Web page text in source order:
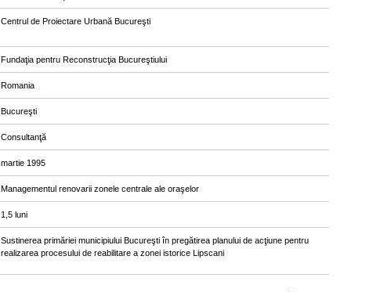
Centrul de Proiectare Urbană Bucureşti
Fundaţia pentru Reconstrucţia Bucureştiului
Romania
Bucureşti
Consultanţă
martie 1995
Managementul renovarii zonele centrale ale oraşelor
1,5 luni
Sustinerea primăriei municipiului Bucureşti în pregătirea planului de acţiune pentru
realizarea procesului de reabilitare a zonei istorice Lipscani